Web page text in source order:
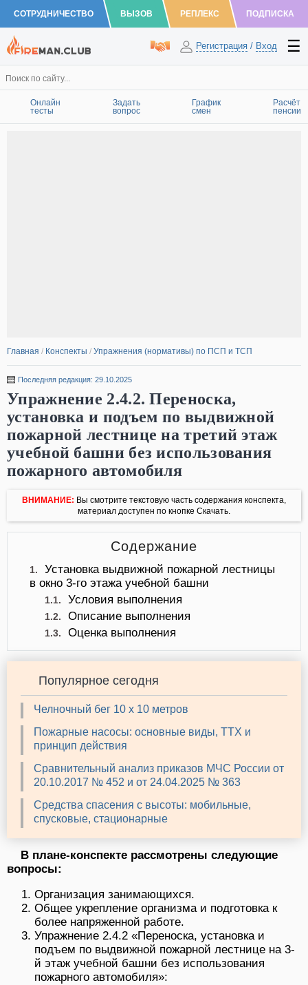
СОТРУДНИЧЕСТВО ВЫЗОВ РЕПЛЕКС ПОДПИСКА
Регистрация / Вход
Онлайн
тесты
Задать
вопрос
График
смен
Расчёт
пенсии
Главная / Конспекты / Упражнения (нормативы) по ПСП и ТСП
Последняя редакция: 29.10.2025
Упражнение 2.4.2. Переноска,
установка и подъем по выдвижной
пожарной лестнице на третий этаж
учебной башни без использования
пожарного автомобиля
ВНИМАНИЕ: Вы смотрите текстовую часть содержания конспекта,
материал доступен по кнопке Скачать.
Содержание
1.
Установка выдвижной пожарной лестницы
в окно 3-го этажа учебной башни
1.1. Условия выполнения
1.2. Описание выполнения
1.3. Оценка выполнения
Популярное сегодня
Челночный бег 10 х 10 метров
Пожарные насосы: основные виды, ТТХ и
принцип действия
Сравнительный анализ приказов МЧС России от
20.10.2017 № 452 и от 24.04.2025 № 363
Средства спасения с высоты: мобильные,
спусковые, стационарные
В плане-конспекте рассмотрены следующие
вопросы:
Организация занимающихся.
Общее укрепление организма и подготовка к
более напряженной работе.
Упражнение 2.4.2 «Переноска, установка и
подъем по выдвижной пожарной лестнице на 3-
й этаж учебной башни без использования
пожарного автомобиля»: